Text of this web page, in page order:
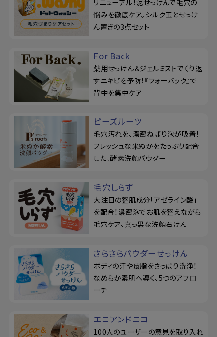
リニューアル！泥せっけんで毛穴の
悩みを徹底ケア。シルク玉とせっけ
ん置きの3点セット
For Back
薬用せっけん＆ジェルミストでくり返
すニキビを予防！『フォーバック』で
背中を集中ケア
ピーズルーツ
毛穴汚れを、濃密ねばり泡が吸着！
フレッシュな米ぬかをたっぷり配合
した、酵素洗顔パウダー
毛穴しらず
大注目の整肌成分「アゼライン酸」
を配合！濃密泡でお肌を整えながら
毛穴ケア、真っ黒な洗顔石けん
さらさらパウダーせっけん
ボディの汗や皮脂をさっぱり洗浄！
なめらか素肌へ導く、5つのアプロ
ーチ
エコアンドニコ
100人のユーザーの意見を取り入れ